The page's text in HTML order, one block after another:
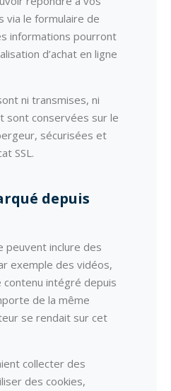
via le formulaire de
informations pourront
d’achat en ligne
ni transmises, ni
sont conservées sur le
sécurisées et
SSL.
depuis
peuvent inclure des
exemple des vidéos,
intégré depuis
de la même
se rendait sur cet
collecter des
des cookies,